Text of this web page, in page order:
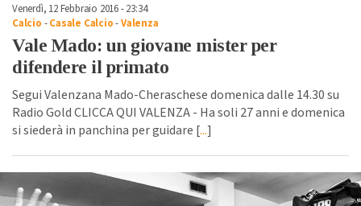
Venerdì, 12 Febbraio 2016 - 23:34
Calcio -Casale Calcio-Valenza
Vale Mado: un giovane mister per
difendere il primato
Segui Valenzana Mado-Cheraschese domenica dalle 14.30 su
Radio Gold CLICCA QUI VALENZA - Ha soli 27 anni e domenica
si siederà in panchina per guidare [...]